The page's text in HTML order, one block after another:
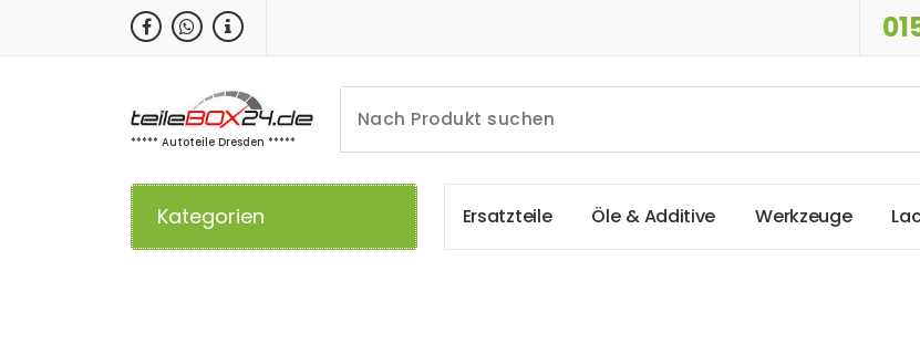
***** Autoteile Dresden *****
Kategorien Ersatzteile Öle &Additive Werkzeuge La